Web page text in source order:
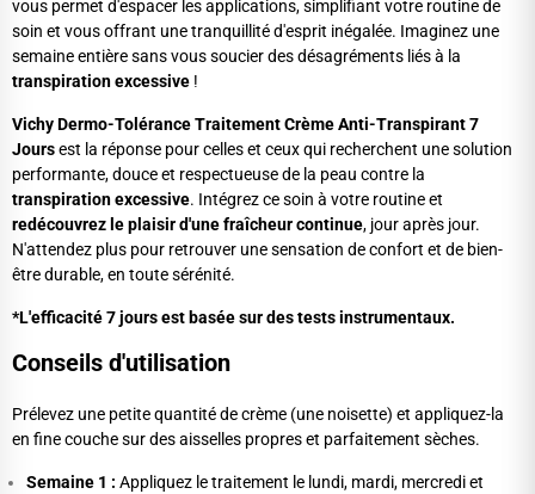
vous permet d'espacer les applications, simplifiant votre routine de
soin et vous offrant une tranquillité d'esprit inégalée. Imaginez une
semaine entière sans vous soucier des désagréments liés à la
transpiration excessive !
Vichy Dermo-Tolérance Traitement Crème Anti-Transpirant 7
Joursest la réponse pour celles et ceux qui recherchent une solution
performante, douce et respectueuse de la peau contre la
transpiration excessive. Intégrez ce soin à votre routine et
redécouvrez le plaisir d'une fraîcheur continue, jour après jour.
N'attendez plus pour retrouver une sensation de confort et de bien-
être durable, en toute sérénité.
*L'efficacité 7 jours est basée sur des tests instrumentaux.
Conseils d'utilisation
Prélevez une petite quantité de crème (une noisette) et appliquez-la
en fine couche sur des aisselles propres et parfaitement sèches.
Semaine 1 : Appliquez le traitement le lundi, mardi, mercredi et